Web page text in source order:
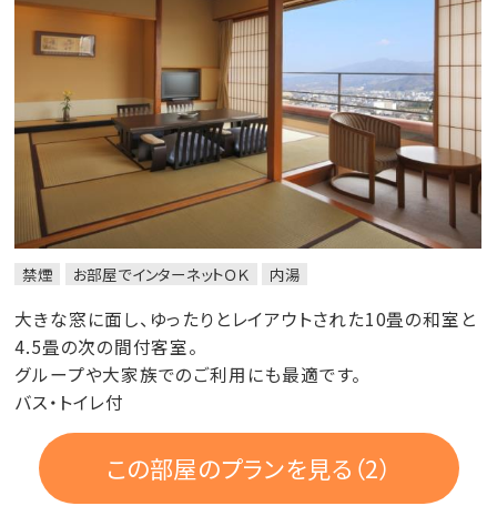
禁煙 お部屋でインターネットＯＫ 内湯
大きな窓に面し、ゆったりとレイアウトされた10畳の和室と
4.5畳の次の間付客室。
グループや大家族でのご利用にも最適です。
バス・トイレ付
この部屋のプランを見る（2）